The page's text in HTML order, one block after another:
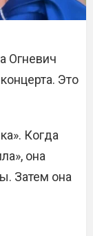
Огневич
Это
Когда
она
Затем она